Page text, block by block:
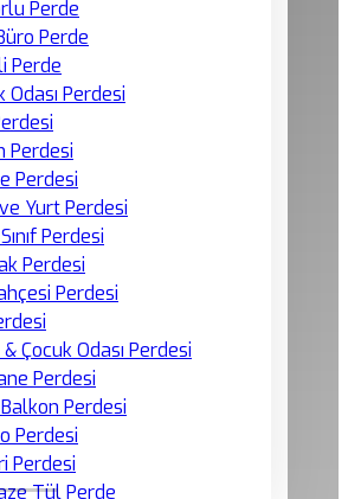
Perde
Perde
Perde
Odası Perdesi
Perdesi
Perdesi
Yurt Perdesi
Perdesi
Perdesi
Perdesi
Çocuk Odası Perdesi
Perdesi
Perdesi
Perdesi
Perdesi
Tül Perde